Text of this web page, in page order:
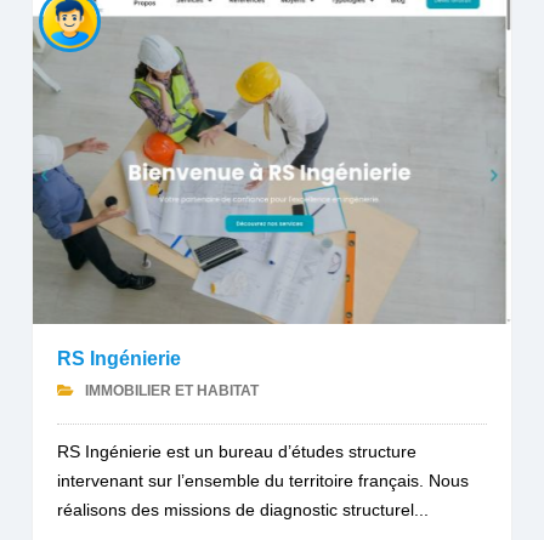
RS Ingénierie
IMMOBILIER ET HABITAT
RS Ingénierie est un bureau d’études structure
intervenant sur l’ensemble du territoire français. Nous
réalisons des missions de diagnostic structurel...